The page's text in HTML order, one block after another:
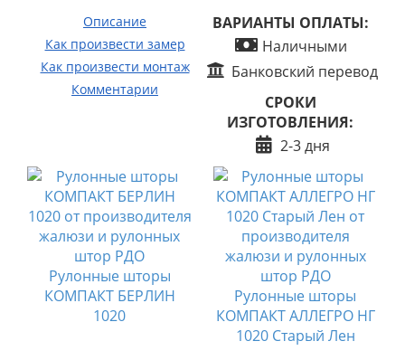
Описание
Как произвести замер
Как произвести монтаж
Комментарии
ВАРИАНТЫ ОПЛАТЫ:
Наличными
Банковский перевод
СРОКИ
ИЗГОТОВЛЕНИЯ:
2-3 дня
Рулонные шторы
КОМПАКТ БЕРЛИН
1020
Рулонные шторы
КОМПАКТ АЛЛЕГРО НГ
1020 Старый Лен